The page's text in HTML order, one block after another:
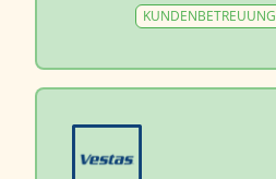
KUNDENBETREUUNG